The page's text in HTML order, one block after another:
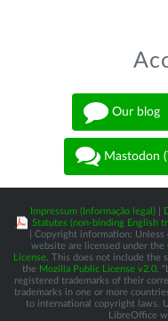
Our blog
Mastodon
Impressum (Informação legal)
Statutes (non-binding English
| Copyright information:
website are licensed under the
License . This does not include the
the Mozilla Public License v2.0 .
registered trademarks of their
trademarks in one or more
to international copyright laws.
LibreOffice